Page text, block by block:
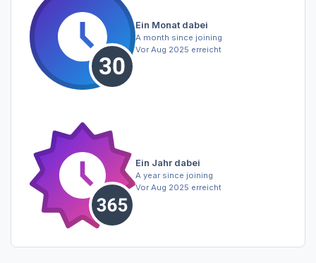
Ein Monat dabei
A month since joining
Vor Aug 2025 erreicht
Ein Jahr dabei
A year since joining
Vor Aug 2025 erreicht